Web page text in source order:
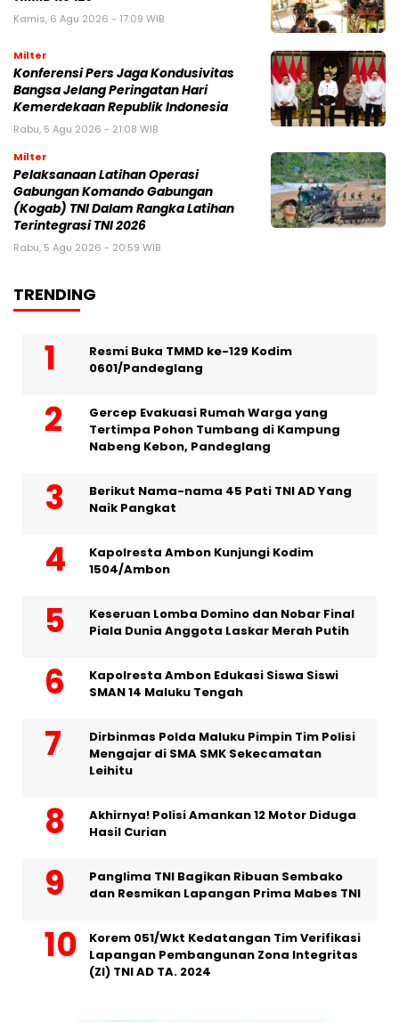
Kamis, 6 Agu 2026 - 17:09 WIB
Milter
Konferensi Pers Jaga Kondusivitas
Bangsa Jelang Peringatan Hari
Kemerdekaan Republik Indonesia
Rabu, 5 Agu 2026 - 21:08 WIB
Milter
Pelaksanaan Latihan Operasi
Gabungan Komando Gabungan
(Kogab) TNI Dalam Rangka Latihan
Terintegrasi TNI 2026
Rabu, 5 Agu 2026 - 20:59 WIB
TRENDING
Resmi Buka TMMD ke-129 Kodim
0601/Pandeglang
Gercep Evakuasi Rumah Warga yang
Tertimpa Pohon Tumbang di Kampung
Nabeng Kebon, Pandeglang
Berikut Nama-nama 45 Pati TNI AD Yang
Naik Pangkat
Kapolresta Ambon Kunjungi Kodim
1504/Ambon
Keseruan Lomba Domino dan Nobar Final
Piala Dunia Anggota Laskar Merah Putih
Kapolresta Ambon Edukasi Siswa Siswi
SMAN 14 Maluku Tengah
Dirbinmas Polda Maluku Pimpin Tim Polisi
Mengajar di SMA SMK Sekecamatan
Leihitu
Akhirnya! Polisi Amankan 12 Motor Diduga
Hasil Curian
Panglima TNI Bagikan Ribuan Sembako
dan Resmikan Lapangan Prima Mabes TNI
Korem 051/Wkt Kedatangan Tim Verifikasi
Lapangan Pembangunan Zona Integritas
(ZI) TNI AD TA. 2024